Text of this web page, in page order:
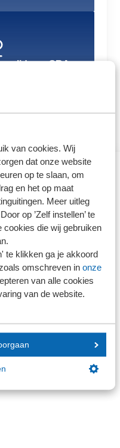
van cookies. Wij
dat onze website
op te slaan, om
en het op maat
Meer uitleg
op ’Zelf instellen’ te
cookies die wij gebruiken
te klikken ga je akkoord
omschreven in onze
van alle cookies
van de website.
lid van SRA